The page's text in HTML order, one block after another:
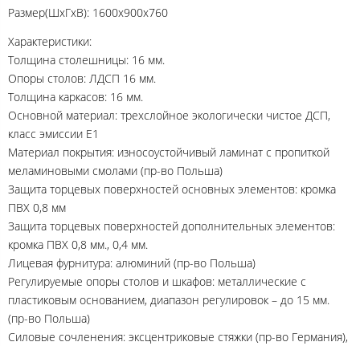
Размер(ШхГхВ): 1600х900х760
Характеристики:
Толщина столешницы: 16 мм.
Опоры столов: ЛДСП 16 мм.
Толщина каркасов: 16 мм.
Основной материал: трехслойное экологически чистое ДСП,
класс эмиссии Е1
Материал покрытия: износоустойчивый ламинат с пропиткой
меламиновыми смолами (пр-во Польша)
Защита торцевых поверхностей основных элементов: кромка
ПВХ 0,8 мм
Защита торцевых поверхностей дополнительных элементов:
кромка ПВХ 0,8 мм., 0,4 мм.
Лицевая фурнитура: алюминий (пр-во Польша)
Регулируемые опоры столов и шкафов: металлические с
пластиковым основанием, диапазон регулировок – до 15 мм.
(пр-во Польша)
Силовые сочленения: эксцентриковые стяжки (пр-во Германия),